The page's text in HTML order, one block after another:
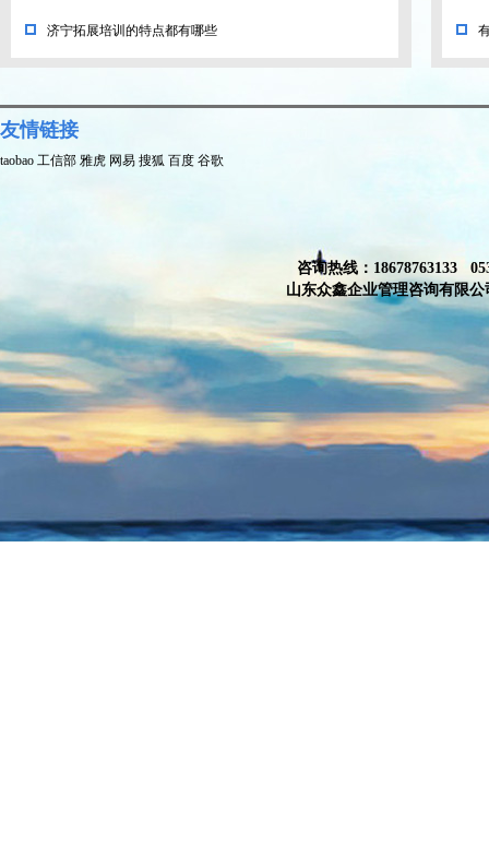
济宁拓展培训的特点都有哪些
友情链接
taobao 工信部 雅虎 网易 搜狐 百度 谷歌
咨询热线：18678763133
山东众鑫企业管理咨询有限